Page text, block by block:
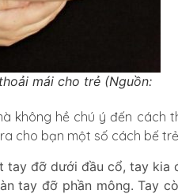
mái cho trẻ (Nguồn:
không hề chú ý đến cách
cho bạn một số cách bế
tay đỡ dưới đầu cổ, tay kia
tay đỡ phần mông. Tay